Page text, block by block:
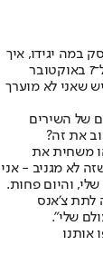
במה יגידו, איך
יגיבו - עכשיו אני במקום אחר. אני לא יודע אם זה קשור ל־7 באוקטובר
שאני לא מוערך
של השירים
את זה?
משחית את
לא מגניב - אני
והיום פחות.
לתת צ'אנס
שלי".